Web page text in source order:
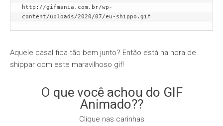
http://gifmania.com.br/wp-
content/uploads/2020/07/eu-shippo.gif
Aquele casal fica tão bem junto? Então está na hora de
shippar com este maravilhoso gif!
O que você achou do GIF
Animado??
Clique nas carinhas